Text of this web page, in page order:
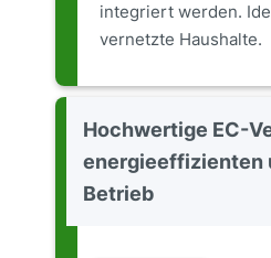
integriert werden.
vernetzte Haushalte.
Hochwertige EC-
energieeffizienten
Betrieb